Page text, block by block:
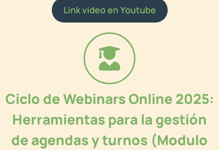
Link video en Youtube
Ciclo de Webinars Online 2025:
Herramientas para la gestión
de agendas y turnos (Modulo